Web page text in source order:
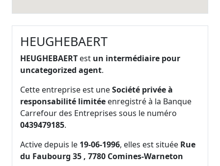
HEUGHEBAERT
HEUGHEBAERT est un intermédiaire pour
uncategorized agent.
Cette entreprise est uneSociété privée à
responsabilité limitée enregistré à la Banque
Carrefour des Entreprises sous le numéro
0439479185.
Active depuis le 19-06-1996, elles est située Rue
du Faubourg 35 , 7780 Comines-Warneton